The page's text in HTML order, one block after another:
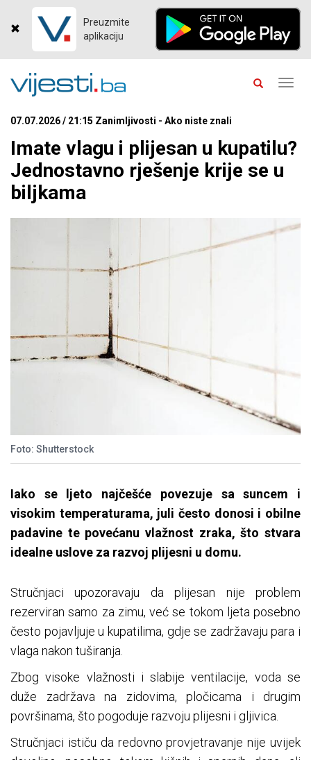
Preuzmite
aplikaciju
07.07.2026 / 21:15 Zanimljivosti - Ako niste znali
Imate vlagu i plijesan u kupatilu?
Jednostavno rješenje krije se u
biljkama
Foto: Shutterstock
Iako se ljeto najčešće povezuje sa suncem i
visokim temperaturama, juli često donosi i obilne
padavine te povećanu vlažnost zraka, što stvara
idealne uslove za razvoj plijesni u domu.
Stručnjaci upozoravaju da plijesan nije problem
rezerviran samo za zimu, već se tokom ljeta posebno
često pojavljuje u kupatilima, gdje se zadržavaju para i
vlaga nakon tuširanja.
Zbog visoke vlažnosti i slabije ventilacije, voda se
duže zadržava na zidovima, pločicama i drugim
površinama, što pogoduje razvoju plijesni i gljivica.
Stručnjaci ističu da redovno provjetravanje nije uvijek